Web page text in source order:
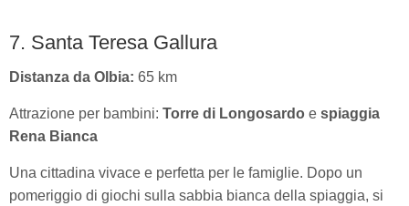
7. Santa Teresa Gallura
Distanza da Olbia: 65 km
Attrazione per bambini: Torre di Longosardo e spiaggia
Rena Bianca
Una cittadina vivace e perfetta per le famiglie. Dopo un
pomeriggio di giochi sulla sabbia bianca della spiaggia, si